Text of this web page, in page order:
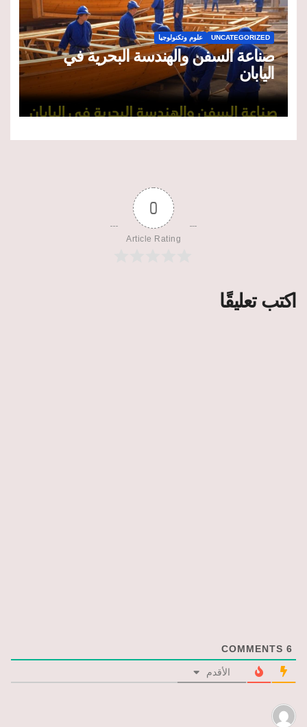
UNCATEGORIZED علوم وتكنولوجيا
صناعة السفن والهندسة البحرية في
اليابان
0
Article Rating
اكتب تعليقًا
6
الأقدم